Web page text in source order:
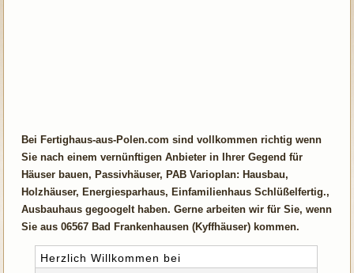
Bei Fertighaus-aus-Polen.com sind vollkommen richtig wenn
Sie nach einem vernünftigen Anbieter in Ihrer Gegend für
Häuser bauen, Passivhäuser, PAB Varioplan: Hausbau,
Holzhäuser, Energiesparhaus, Einfamilienhaus Schlüßelfertig.,
Ausbauhaus gegoogelt haben. Gerne arbeiten wir für Sie, wenn
Sie aus 06567 Bad Frankenhausen (Kyffhäuser) kommen.
Herzlich Willkommen bei